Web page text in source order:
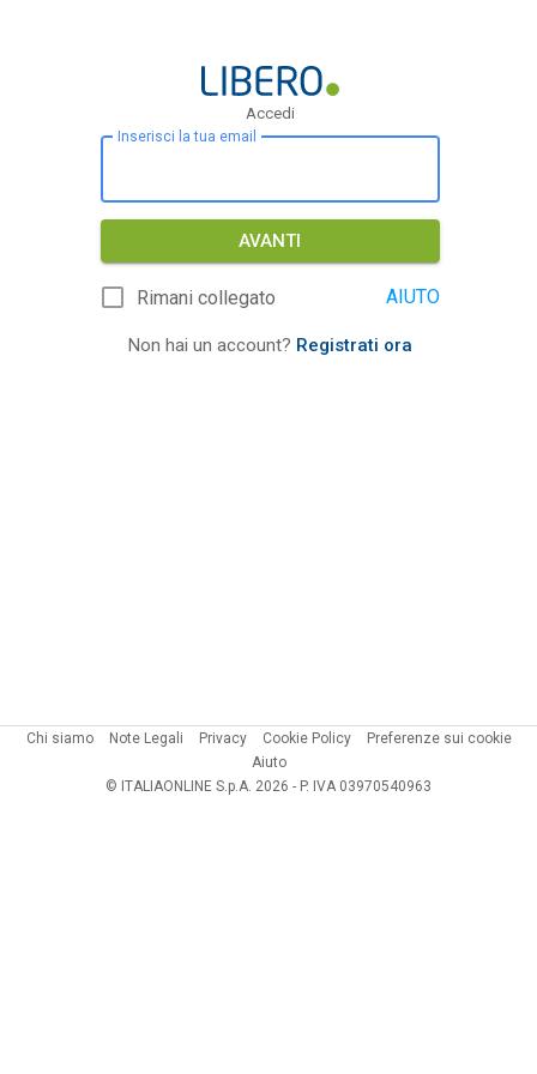
Accedi
Inserisci la tua email
AVANTI
Rimani collegato AIUTO
Non hai un account? Registrati ora
Chi siamo Note Legali Privacy Cookie Policy
Preferenze sui cookie
Aiuto
© ITALIAONLINE S.p.A. 2026 - P. IVA 03970540963